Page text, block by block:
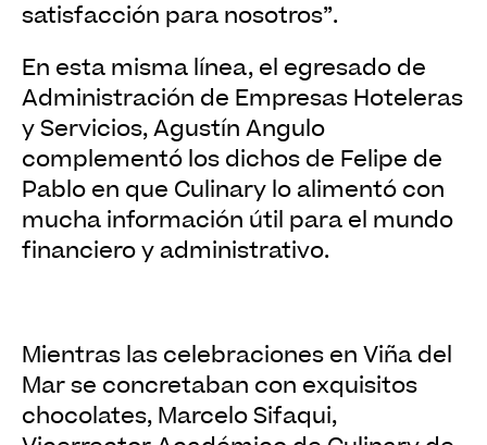
satisfacción para nosotros”.
En esta misma línea, el egresado de
Administración de Empresas Hoteleras
y Servicios, Agustín Angulo
complementó los dichos de Felipe de
Pablo en que Culinary lo alimentó con
mucha información útil para el mundo
financiero y administrativo.
Mientras las celebraciones en Viña del
Mar se concretaban con exquisitos
chocolates, Marcelo Sifaqui,